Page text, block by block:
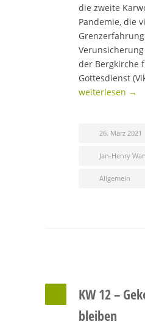
die zweite
Pandemie, die
der Bergkirche
Gottesdienst
weiterlesen →
26. März 2021
Jan-Henry
Allgemein
KW 12 –
bleiben